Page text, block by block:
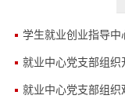
就业中心党支部组